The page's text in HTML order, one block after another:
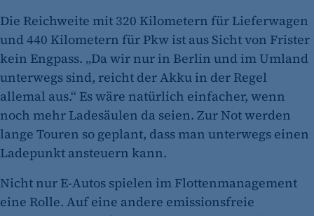
Die Reichweite mit 320 Kilometern für Lieferwagen
und 440 Kilometern für Pkw ist aus Sicht von Frister
kein Engpass. „Da wir nur in Berlin und im Umland
unterwegs sind, reicht der Akku in der Regel
allemal aus.“ Es wäre natürlich einfacher, wenn
noch mehr Ladesäulen da seien. Zur Not werden
lange Touren so geplant, dass man unterwegs einen
Ladepunkt ansteuern kann.
Nicht nur E-Autos spielen im Flottenmanagement
eine Rolle. Auf eine andere emissionsfreie